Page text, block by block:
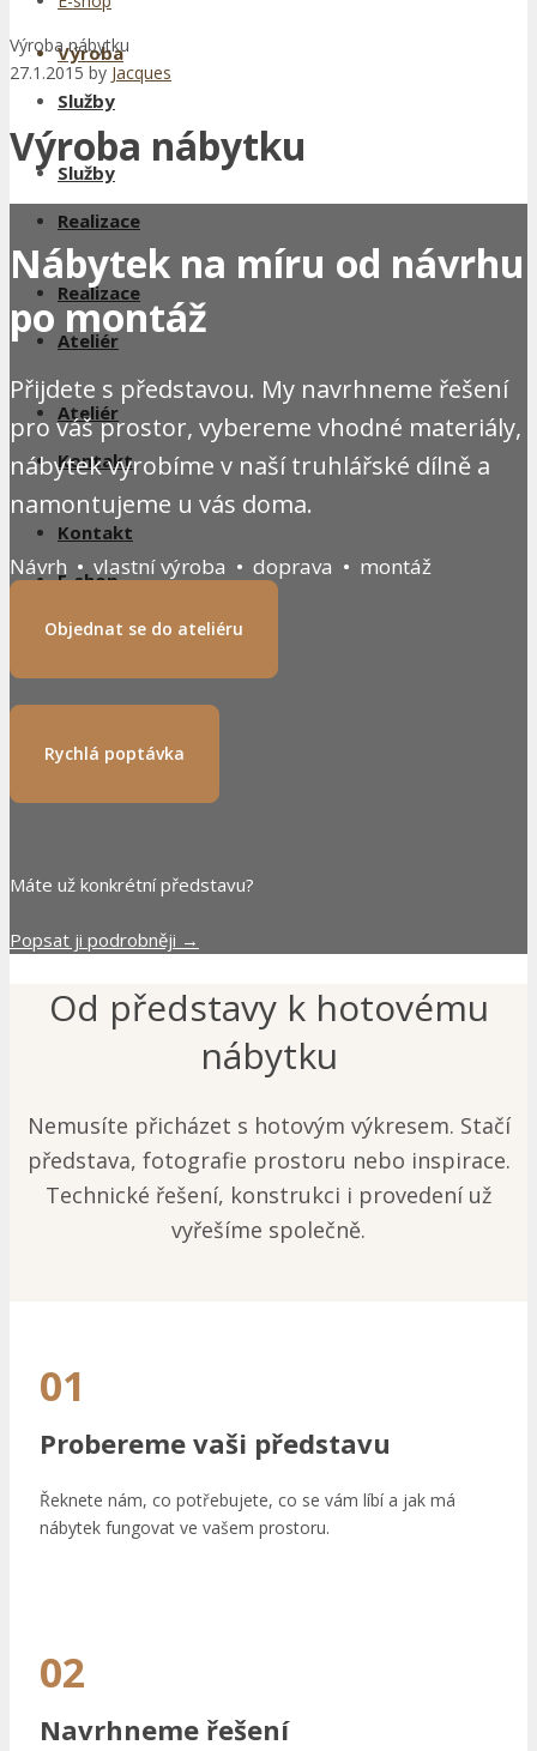
Služby
Realizace
Ateliér
Kontakt
E-shop
Výroba
Služby
Realizace
Ateliér
Kontakt
Výroba nábytku
27.1.2015 by Jacques
Výroba nábytku
Nábytek na míru od návrhu
po montáž
Přijdete s představou. My navrhneme řešení
pro váš prostor, vybereme vhodné materiály,
nábytek vyrobíme v naší truhlářské dílně a
namontujeme u vás doma.
Návrh • vlastní výroba • doprava • montáž
Objednat se do ateliéru
Rychlá poptávka
Máte už konkrétní představu?
Popsat ji podrobněji →
Od představy k hotovému
nábytku
Nemusíte přicházet s hotovým výkresem. Stačí
představa, fotografie prostoru nebo inspirace.
Technické řešení, konstrukci i provedení už
vyřešíme společně.
01
Probereme vaši představu
Řeknete nám, co potřebujete, co se vám líbí a jak má
nábytek fungovat ve vašem prostoru.
02
Navrhneme řešení